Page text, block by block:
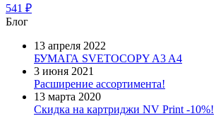
541
₽
Блог
13 апреля 2022
БУМАГА SVETOCOPY A3 A4
3 июня 2021
Расширение ассортимента!
13 марта 2020
Скидка на картриджи NV Print -10%!